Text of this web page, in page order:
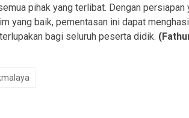
pihak yang terlibat. Dengan persiapan
yang baik, pementasan ini dapat
bagi seluruh peserta didik.